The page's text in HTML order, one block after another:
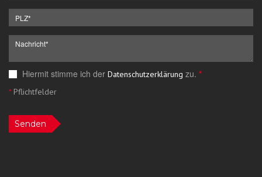
Hiermit stimme ich der Datenschutzerklärung zu. *
*Pflichtfelder
Senden